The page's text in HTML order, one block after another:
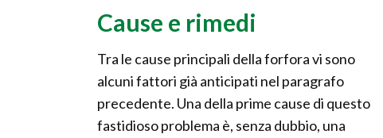
Cause e rimedi
Tra le cause principali della forfora vi sono
alcuni fattori già anticipati nel paragrafo
precedente. Una della prime cause di questo
fastidioso problema è, senza dubbio, una